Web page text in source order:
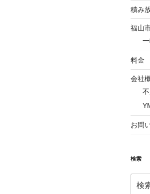
積み
福山
料金
会社
お問
検索
索: